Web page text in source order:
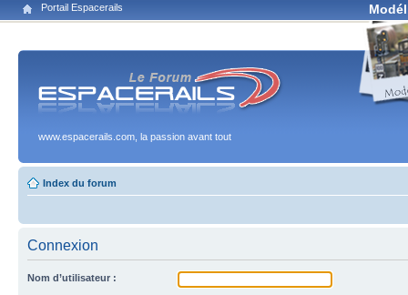
Portail Espacerails
www.espacerails.com, la passion avant tout
Index du forum
Connexion
Nom d’utilisateur :